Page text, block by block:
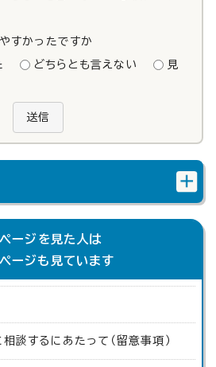
すかったですか
どちらとも言えない
見
送信
ージを見た人は
ージも見ています
談するにあたって（留意事項）